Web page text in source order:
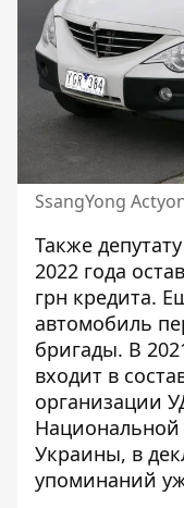
SsangYong
Также
2022 года
грн кредита.
автомобиль
бригады. В
входит в
организации
Национальной
Украины, в
упоминаний